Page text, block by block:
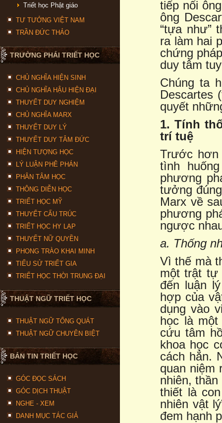
Triết học Phật giáo
TƯ TƯỞNG VIỆT NAM
TRẦN ĐỨC THẢO
TRƯỜNG PHÁI TRIẾT HỌC
CHỦ NGHĨA HIỆN SINH
CHỦ NGHĨA HẬU HIỆN ĐẠI
THUYẾT DUY NGHIỆM
CHỦ NGHĨA MARX
THUYẾT DUY LÝ
THUYẾT DUY TÂM ĐỨC
HIỆN TƯỢNG HỌC
LÝ LUẬN PHÊ PHÁN
PHÂN TÂM HỌC
THÔNG DIỄN HỌC
TRIẾT HỌC MỸ
THUYẾT CẤU TRÚC
TRIẾT HỌC HY LẠP
THUYẾT NỮ QUYỀN
PHONG TRÀO KHAI MINH
TIỂU SỬ TRIẾT GIA
TRIẾT HỌC THỜI TRUNG ĐẠI
THUẬT NGỮ TRIẾT HỌC
THUẬT NGỮ TỔNG QUÁT
THUẬT NGỮ CHUYÊN BIỆT
BẢN TIN TRIẾT HỌC
GÓC ĐỌC SÁCH
GÓC DỊCH THUẬT
NGHE - XEM
DANH MỤC TÁC GIẢ
tiếp nối
ông
“tựa như”
ra làm hai
chứng
duy tâm
Chúng ta
Descartes
quyết
1. Tính
trí tuệ
Trước hơn
tình
phương
tưởng
Marx về
phương
ngược
a. Thống
Vì thế mà
một trật
đến luận
hợp của
dụng vào
học là
cứu tâm
khoa học
cách hẳn.
quan niệm
nhiên,
thiết là
nhiên vật
đem hạnh